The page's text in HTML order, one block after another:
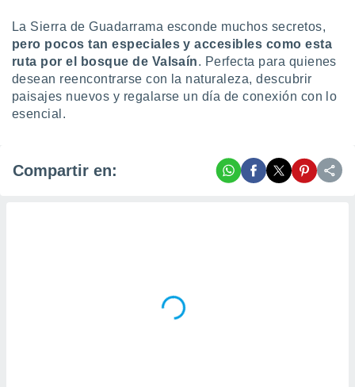
La Sierra de Guadarrama esconde muchos secretos,
pero pocos tan especiales y accesibles como esta
ruta por el bosque de Valsaín. Perfecta para quienes
desean reencontrarse con la naturaleza, descubrir
paisajes nuevos y regalarse un día de conexión con lo
esencial.
Compartir en: